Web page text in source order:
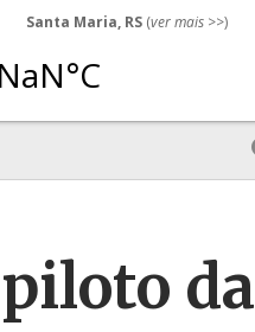
Santa Maria, RS (ver mais >>)
da